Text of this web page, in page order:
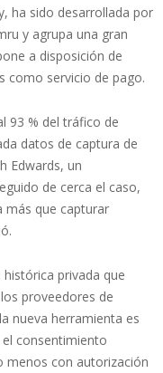
ha sido desarrollada por
y agrupa una gran
a disposición de
como servicio de pago.
93 % del tráfico de
datos de captura de
Edwards, un
de cerca el caso,
más que capturar
privada que
proveedores de
nueva herramienta es
consentimiento
menos con autorización